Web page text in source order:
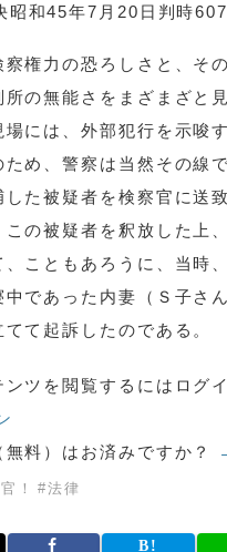
昭和45年7月20日判時
察権力の恐ろしさと、そ
所の無能さをまざまざと
場には、外部犯行を示唆
ため、警察は当然その線
した被疑者を検察官に送
この被疑者を釈放した上
、こともあろうに、当時
中であった内妻（Ｓ子さ
てて起訴したのである。
ンツを閲覧するにはログ
無料）はお済みですか？
！ #法律